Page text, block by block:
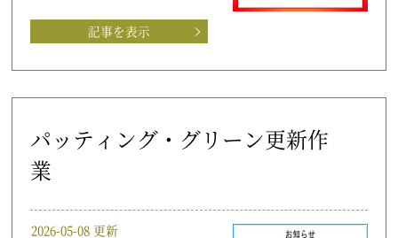
記事を表示
パッティング・グリーン更新作
業
2026-05-08 更新